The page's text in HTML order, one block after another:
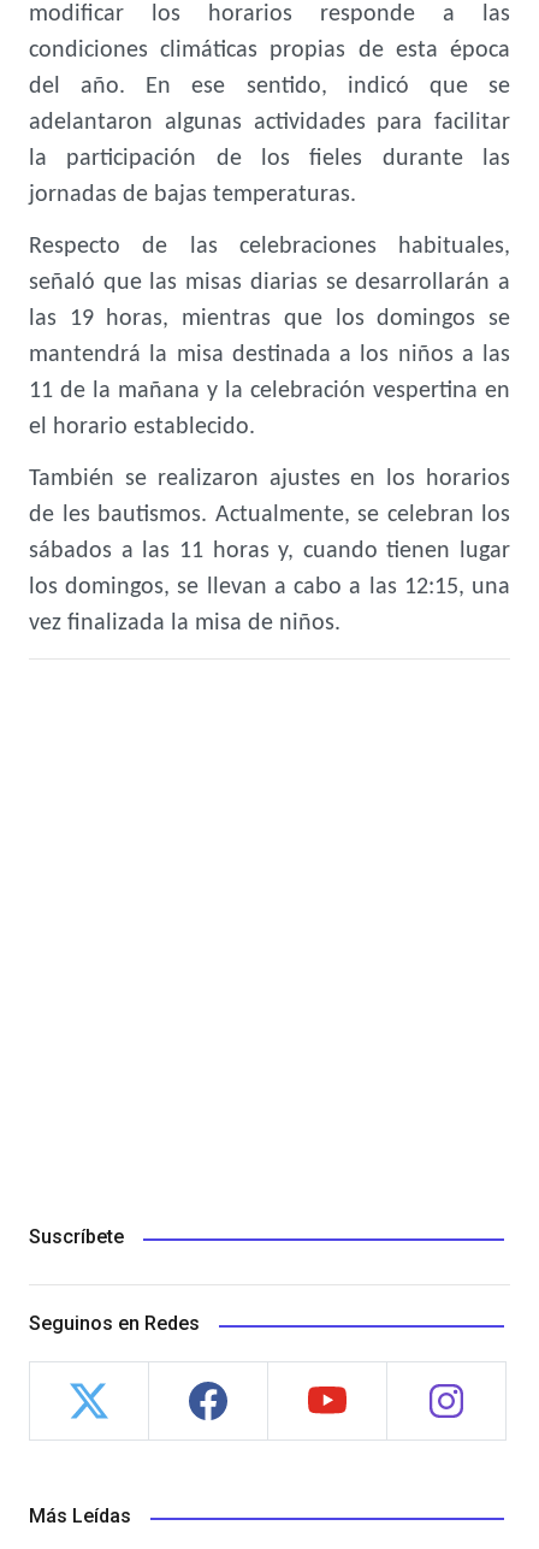
modificar los horarios responde a las
condiciones climáticas propias de esta época
del año. En ese sentido, indicó que se
adelantaron algunas actividades para facilitar
la participación de los fieles durante las
jornadas de bajas temperaturas.
Respecto de las celebraciones habituales,
señaló que las misas diarias se desarrollarán a
las 19 horas, mientras que los domingos se
mantendrá la misa destinada a los niños a las
11 de la mañana y la celebración vespertina en
el horario establecido.
También se realizaron ajustes en los horarios
de les bautismos. Actualmente, se celebran los
sábados a las 11 horas y, cuando tienen lugar
los domingos, se llevan a cabo a las 12:15, una
vez finalizada la misa de niños.
Suscríbete
Seguinos en Redes
Más Leídas